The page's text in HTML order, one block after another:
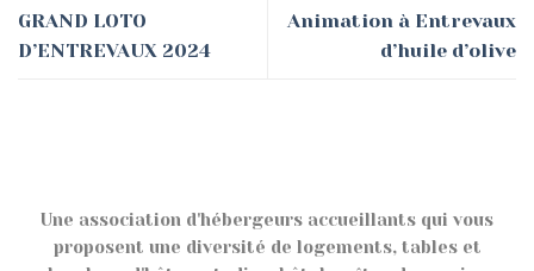
GRAND LOTO
D’ENTREVAUX 2024
Animation à Entrevaux
d’huile d’olive
Une association d'hébergeurs accueillants qui vous
proposent une diversité de logements, tables et